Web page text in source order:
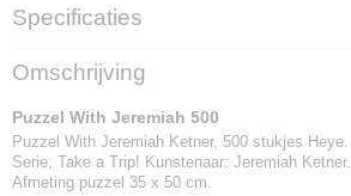
Specificaties
EAN code
4001689300777
Omschrijving
Puzzel With Jeremiah 500
Puzzel With Jeremiah Ketner, 500 stukjes Heye.
Serie; Take a Trip! Kunstenaar: Jeremiah Ketner.
Afmeting puzzel 35 x 50 cm.